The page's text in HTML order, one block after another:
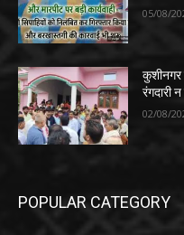
05/08/
कुशीनगर
रंगदारी
02/08/
POPULAR CATEGORY